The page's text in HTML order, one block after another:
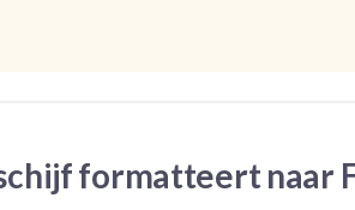
formatteert naar